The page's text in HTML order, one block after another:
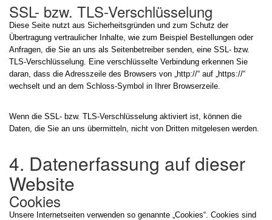
SSL- bzw. TLS-Verschlüsselung
Diese Seite nutzt aus Sicherheitsgründen und zum Schutz der
Übertragung vertraulicher Inhalte, wie zum Beispiel Bestellungen oder
Anfragen, die Sie an uns als Seitenbetreiber senden, eine SSL- bzw.
TLS-Verschlüsselung. Eine verschlüsselte Verbindung erkennen Sie
daran, dass die Adresszeile des Browsers von „http://“ auf „https://“
wechselt und an dem Schloss-Symbol in Ihrer Browserzeile.
Wenn die SSL- bzw. TLS-Verschlüsselung aktiviert ist, können die
Daten, die Sie an uns übermitteln, nicht von Dritten mitgelesen werden.
4. Datenerfassung auf dieser
Website
Cookies
Unsere Internetseiten verwenden so genannte „Cookies“. Cookies sind